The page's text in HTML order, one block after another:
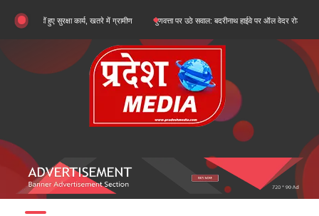
content
हुए सुरक्षा कार्य, खतरे में ग्रामीण गुणवत्ता पर उठे सवाल: बदरीनाथ हाईवे पर ऑल वेदर रोड के सुधारीकरण